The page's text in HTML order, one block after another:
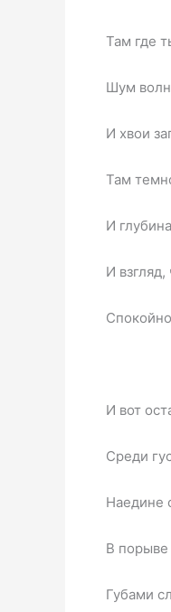
Там где
Шум
И хвои
Там
И
И
И вот
Среди
Наедине
В
Губами